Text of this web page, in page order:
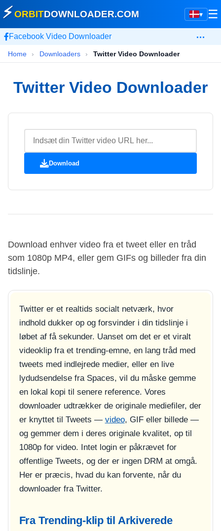
▾
⚡ORBITDOWNLOADER.COM ☰
Facebook Video Downloader …
Home › Downloaders › Twitter Video Downloader
Twitter Video Downloader
Download
Download enhver video fra et tweet eller en tråd
som 1080p MP4, eller gem GIFs og billeder fra din
tidslinje.
Twitter er et realtids socialt netværk, hvor
indhold dukker op og forsvinder i din tidslinje i
løbet af få sekunder. Uanset om det er et viralt
videoklip fra et trending-emne, en lang tråd med
tweets med indlejrede medier, eller en live
lydudsendelse fra Spaces, vil du måske gemme
en lokal kopi til senere reference. Vores
downloader udtrækker de originale mediefiler, der
er knyttet til Tweets — video, GIF eller billede —
og gemmer dem i deres originale kvalitet, op til
1080p for video. Intet login er påkrævet for
offentlige Tweets, og der er ingen DRM at omgå.
Her er præcis, hvad du kan forvente, når du
downloader fra Twitter.
Fra Trending-klip til Arkiverede